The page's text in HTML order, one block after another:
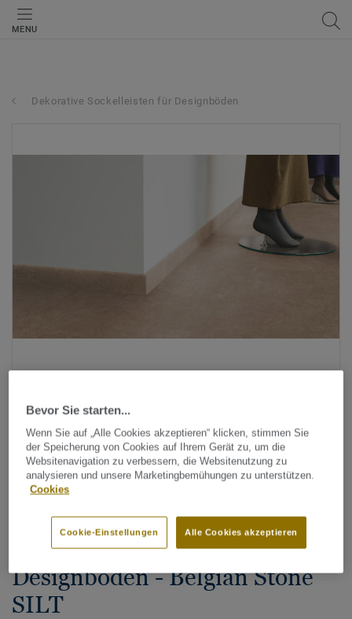
MENU
Dekorative Sockelleisten für Designböden
Alle Designs anzeigen (200)
Dekorative Sockelleisten für
Designböden - Belgian Stone
SILT
Bevor Sie starten...
Wenn Sie auf „Alle Cookies akzeptieren“ klicken, stimmen Sie
der Speicherung von Cookies auf Ihrem Gerät zu, um die
Websitenavigation zu verbessern, die Websitenutzung zu
analysieren und unsere Marketingbemühungen zu unterstützen.
Cookies
Alle Cookies akzeptieren
Cookie-Einstellungen